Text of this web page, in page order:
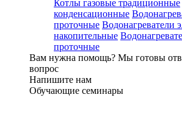
Котлы газовые традиционные
конденсационные
проточные Водонагреватели
накопительные
проточные
Вам нужна помощь? Мы готовы
вопрос
Напишите нам
Обучающие семинары